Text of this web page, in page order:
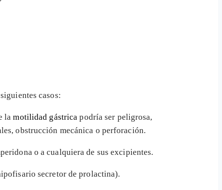
casos:
lamotilidad gástrica podría ser peligrosa,
obstrucción mecánica o perforación.
o a cualquiera de sus excipientes.
secretor de prolactina).